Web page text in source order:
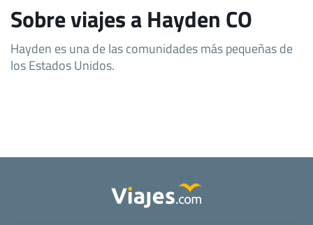
Sobre viajes a Hayden CO
Hayden es una de las comunidades más pequeñas de
los Estados Unidos.